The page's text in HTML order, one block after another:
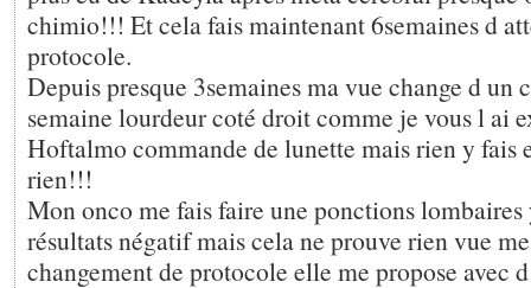
chimio!!! Et cela fais maintenant 6semaines d
protocole.
Depuis presque 3semaines ma vue change d un
semaine lourdeur coté droit comme je vous l ai
Hoftalmo commande de lunette mais rien y fais
rien!!!
Mon onco me fais faire une ponctions lombaires
résultats négatif mais cela ne prouve rien vue
changement de protocole elle me propose avec